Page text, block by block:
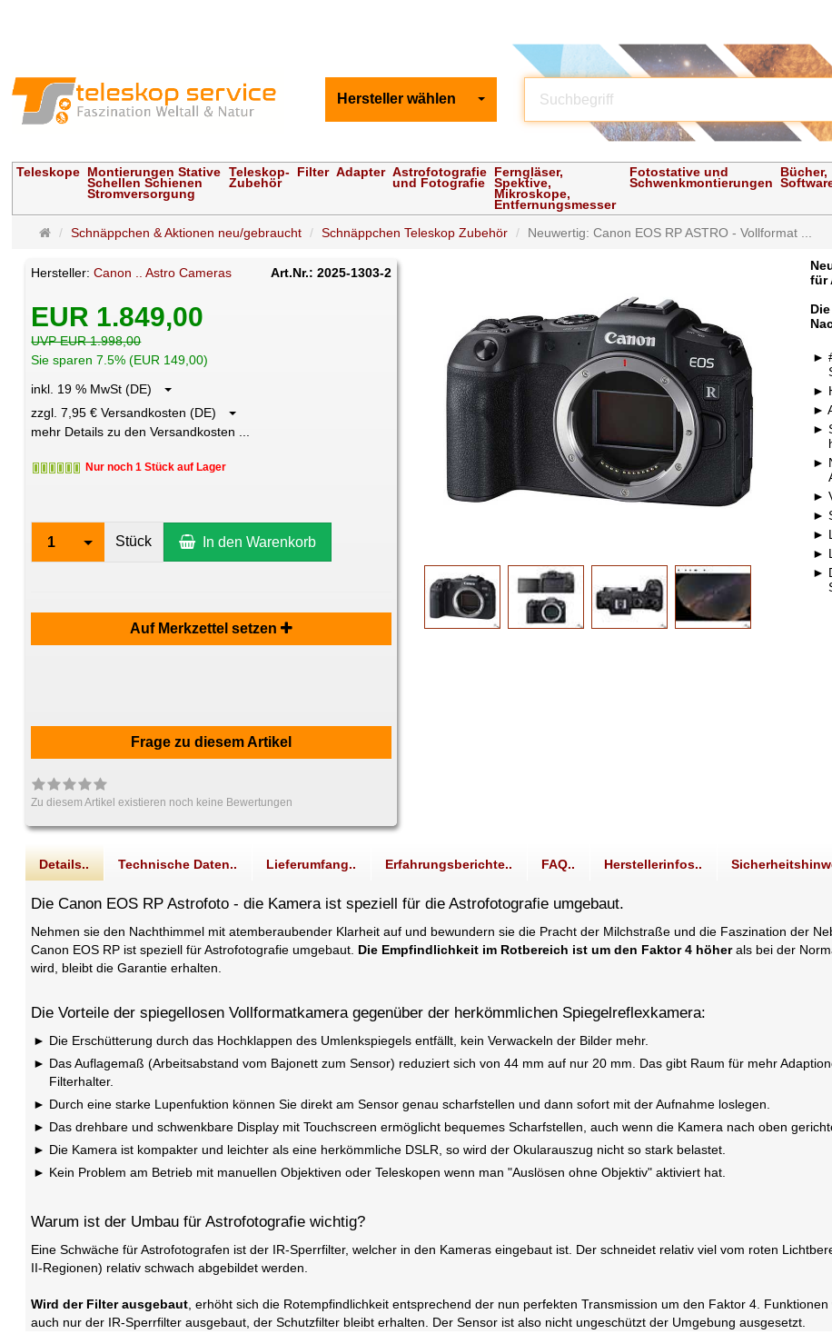
Hersteller wählen
Teleskope Montierungen Stative
Schellen Schienen
Stromversorgung
Teleskop-
Zubehör
Filter Adapter Astrofotografie
und Fotografie
Ferngläser,
Spektive,
Mikroskope,
Entfernungsmesser
Fotostative und
Schwenkmontierungen
Bücher,
Startseite
Schnäppchen & Aktionen neu/gebraucht Schnäppchen Teleskop Zubehör Neuwertig: Canon EOS RP ASTRO - Vollformat ...
Hersteller:Canon .. Astro Cameras Art.Nr.: 2025-1303-2
EUR 1.849,00
UVP EUR 1.998,00
Sie sparen 7.5% (EUR 149,00)
inkl. 19 % MwSt (DE)
zzgl. 7,95 € Versandkosten (DE)
mehr Details zu den Versandkosten ...
Nur noch 1 Stück auf Lager
1 Stück In den Warenkorb
Auf Merkzettel setzen
Frage zu diesem Artikel
Zu diesem Artikel existieren noch keine Bewertungen
für
Details.. Technische Daten.. Lieferumfang.. Erfahrungsberichte.. FAQ.. Herstellerinfos..
Die Canon EOS RP Astrofoto - die Kamera ist speziell für die Astrofotografie umgebaut.
Nehmen sie den Nachthimmel mit atemberaubender Klarheit auf und bewundern sie die Pracht der Milchstraße und die Faszination der
Canon EOS RP ist speziell für Astrofotografie umgebaut. Die Empfindlichkeit im Rotbereich ist um den Faktor 4 höherals bei der
wird, bleibt die Garantie erhalten.
Die Vorteile der spiegellosen Vollformatkamera gegenüber der herkömmlichen Spiegelreflexkamera:
Die Erschütterung durch das Hochklappen des Umlenkspiegels entfällt, kein Verwackeln der Bilder mehr.
Das Auflagemaß (Arbeitsabstand vom Bajonett zum Sensor) reduziert sich von 44 mm auf nur 20 mm. Das gibt Raum für mehr
Filterhalter.
Durch eine starke Lupenfuktion können Sie direkt am Sensor genau scharfstellen und dann sofort mit der Aufnahme loslegen.
Das drehbare und schwenkbare Display mit Touchscreen ermöglicht bequemes Scharfstellen, auch wenn die Kamera nach oben
Die Kamera ist kompakter und leichter als eine herkömmliche DSLR, so wird der Okularauszug nicht so stark belastet.
Kein Problem am Betrieb mit manuellen Objektiven oder Teleskopen wenn man "Auslösen ohne Objektiv" aktiviert hat.
Warum ist der Umbau für Astrofotografie wichtig?
Eine Schwäche für Astrofotografen ist der IR-Sperrfilter, welcher in den Kameras eingebaut ist. Der schneidet relativ viel vom roten
II-Regionen) relativ schwach abgebildet werden.
Wird der Filter ausgebaut , erhöht sich die Rotempfindlichkeit entsprechend der nun perfekten Transmission um den Faktor 4.
auch nur der IR-Sperrfilter ausgebaut, der Schutzfilter bleibt erhalten. Der Sensor ist also nicht ungeschützt der Umgebung ausgesetzt.